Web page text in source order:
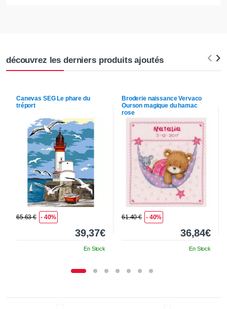
découvrez les derniers produits ajoutés
Canevas SEGLe phare du
tréport
65.63 € - 40%
39,37€
En Stock
Broderie naissanceVervaco
Ourson magique du hamac
rose
61.40 € - 40%
36,84€
En Stock